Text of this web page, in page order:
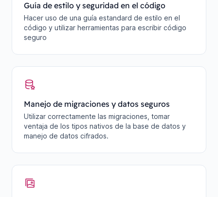
Guía de estilo y seguridad en el código
Hacer uso de una guía estandard de estilo en el
código y utilizar herramientas para escribir código
seguro
Manejo de migraciones y datos seguros
Utilizar correctamente las migraciones, tomar
ventaja de los tipos nativos de la base de datos y
manejo de datos cifrados.